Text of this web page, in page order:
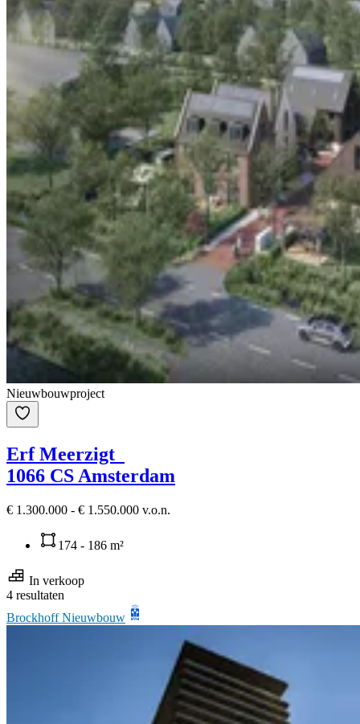
Nieuwbouwproject
Erf Meerzigt
1066 CS Amsterdam
€ 1.300.000 - € 1.550.000 v.o.n.
174 - 186 m²
In verkoop
4 resultaten
Brockhoff Nieuwbouw